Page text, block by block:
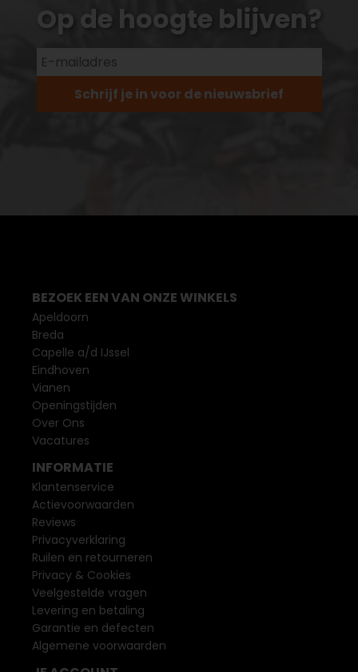
Op de hoogte blijven?
Schrijf je in voor de nieuwsbrief
BEZOEK EEN VAN ONZE WINKELS
Apeldoorn
Breda
Capelle a/d IJssel
Eindhoven
Vianen
Openingstijden
Over Ons
Vacatures
INFORMATIE
Klantenservice
Actievoorwaarden
Reviews
Privacyverklaring
Ruilen en retourneren
Privacy & Cookies
Veelgestelde vragen
Levering en betaling
Garantie en defecten
Algemene voorwaarden